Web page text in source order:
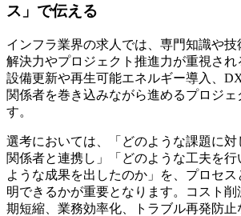
ス」で伝える
インフラ業界の求人では、専門知識や技
解決力やプロジェクト推進力が重視され
設備更新や再生可能エネルギー導入、
関係者を巻き込みながら進めるプロジ
す。
選考においては、「どのような課題に
関係者と連携し」「どのような工夫を
ような成果を出したのか」を、プロセ
明できるかが重要となります。コスト
期短縮、業務効率化、トラブル再発防